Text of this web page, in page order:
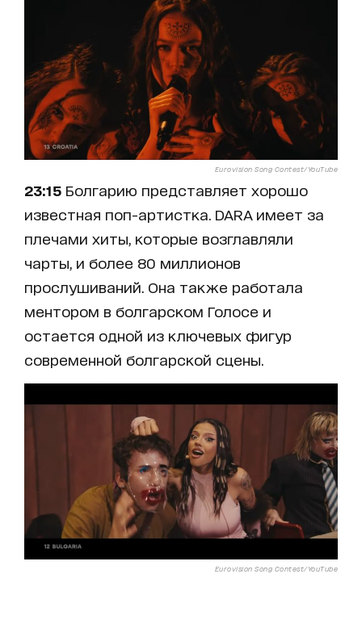
Eurovision Song Contest/YouTube
23:15 Болгарию представляет хорошо
известная поп-артистка. DARA имеет за
плечами хиты, которые возглавляли
чарты, и более 80 миллионов
прослушиваний. Она также работала
ментором в болгарском Голосе и
остается одной из ключевых фигур
современной болгарской сцены.
Eurovision Song Contest/YouTube